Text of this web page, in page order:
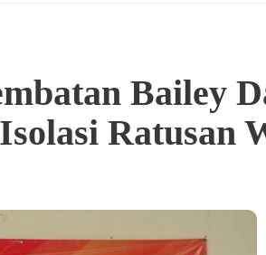
Bailey
Ratusan